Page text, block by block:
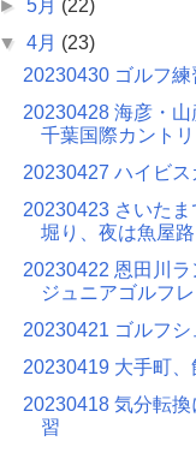
►5月 (22)
▼4月 (23)
20230430 ゴルフ
20230428 海彦・
千葉国際カント
20230427 ハイビス
20230423 さいた
堀り、夜は魚屋路
20230422 恩田川
ジュニアゴルフ
20230421 ゴルフシ
20230419 大手町、
20230418 気分転
習